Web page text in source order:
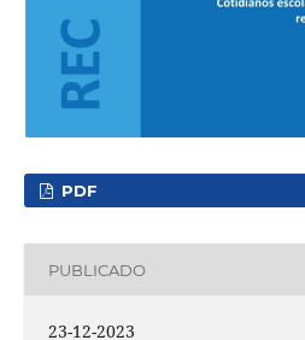
PDF
PUBLICADO
23-12-2023